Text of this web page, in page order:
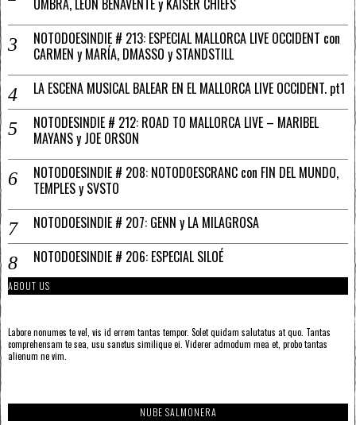
UMBRA, LEÓN BENAVENTE y KAISER CHIEFS
NOTODOESINDIE # 213: ESPECIAL MALLORCA LIVE OCCIDENT con
CARMEN y MARÍA, DMASSO y STANDSTILL
LA ESCENA MUSICAL BALEAR EN EL MALLORCA LIVE OCCIDENT. pt1
NOTODESINDIE # 212: ROAD TO MALLORCA LIVE – MARIBEL
MAYANS y JOE ORSON
NOTODOESINDIE # 208: NOTODOESCRANC con FIN DEL MUNDO,
TEMPLES y SVSTO
NOTODOESINDIE # 207: GENN y LA MILAGROSA
NOTODOESINDIE # 206: ESPECIAL SILOÉ
ABOUT US
Labore nonumes te vel, vis id errem tantas tempor. Solet quidam salutatus at quo. Tantas
comprehensam te sea, usu sanctus similique ei. Viderer admodum mea et, probo tantas
alienum ne vim.
NUBE SALMONERA